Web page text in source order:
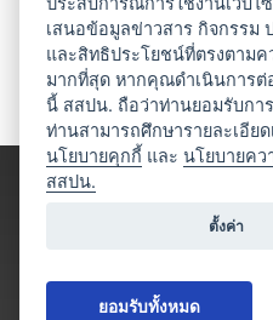
เสนอข้อมูลข่าวสาร กิจกรรม
และสิทธิประโยชน์ที่ตรงตาม
มากที่สุด หากคุณดำเนินการ
นี้ สสปน. ถือว่าท่านยอมรับกา
ท่านสามารถศึกษารายละเอียด
นโยบายคุกกี้ และนโยบายคว
สสปน.
ตั้งค่า
ยอมรับทั้งหมด